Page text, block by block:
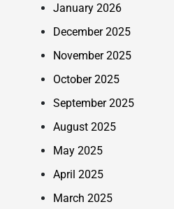
January 2026
December 2025
November 2025
October 2025
September 2025
August 2025
May 2025
April 2025
March 2025